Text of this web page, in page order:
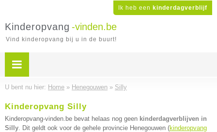
Ik heb een kinderdagverblijf
Kinderopvang -vinden.be
Vind kinderopvang bij u in de buurt!
U bent nu hier: Home » Henegouwen » Silly
Kinderopvang Silly
Kinderopvang-vinden.be bevat helaas nog geen kinderdagverblijven in
Silly. Dit geldt ook voor de gehele provincie Henegouwen (kinderopvang